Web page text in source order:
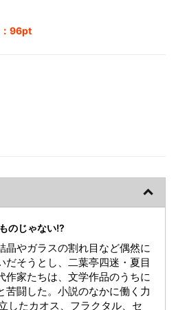
96pt
のじゃない!?
晶やガラスの割れ目など偶然に
だそうとし、二葉亭四迷・夏目
作家たちは、文学作品のうちに
苦闘した。小説のなかに働く力
したカオス、フラクタル、セ